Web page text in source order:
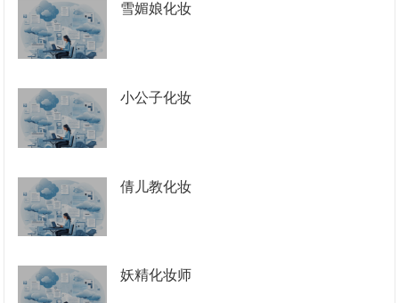
雪媚娘化妆
小公子化妆
倩儿教化妆
妖精化妆师